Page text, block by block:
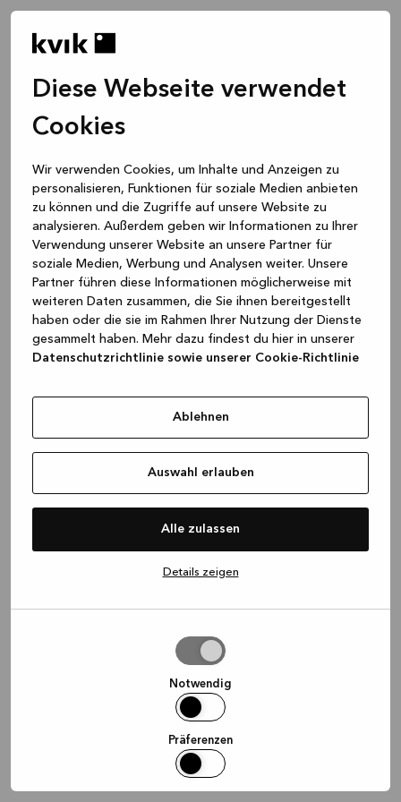
Diese Webseite verwendet
Cookies
Wir verwenden Cookies, um Inhalte und Anzeigen zu
personalisieren, Funktionen für soziale Medien anbieten
zu können und die Zugriffe auf unsere Website zu
analysieren. Außerdem geben wir Informationen zu Ihrer
Verwendung unserer Website an unsere Partner für
soziale Medien, Werbung und Analysen weiter. Unsere
Partner führen diese Informationen möglicherweise mit
weiteren Daten zusammen, die Sie ihnen bereitgestellt
haben oder die sie im Rahmen Ihrer Nutzung der Dienste
gesammelt haben. Mehr dazu findest du hier in unserer
Datenschutzrichtlinie sowie unserer Cookie-Richtlinie
Ablehnen
Auswahl erlauben
Alle zulassen
Details zeigen
Notwendig
Präferenzen
loadingwww.kvik.de (see the browser console for more
information)